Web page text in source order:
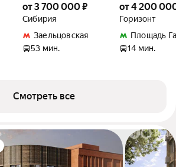
от 3 700 000 ₽
Сибирия
Заельцовская
53 мин.
от 4 200
Горизонт
Площадь
14 мин.
Смотреть все